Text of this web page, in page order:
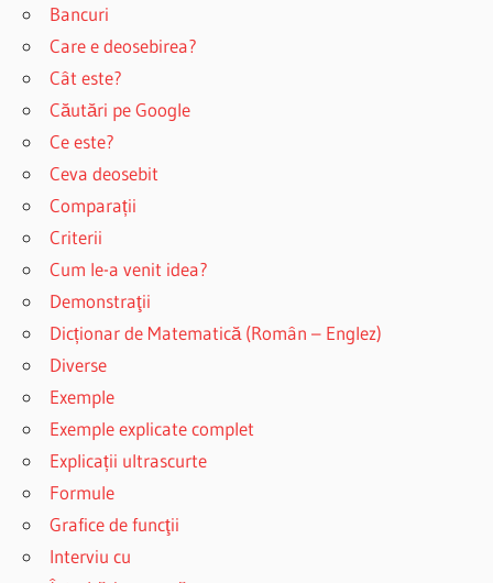
Bancuri
Care e deosebirea?
Cât este?
Căutări pe Google
Ce este?
Ceva deosebit
Comparații
Criterii
Cum le-a venit idea?
Demonstraţii
Dicționar de Matematică (Român – Englez)
Diverse
Exemple
Exemple explicate complet
Explicații ultrascurte
Formule
Grafice de funcţii
Interviu cu